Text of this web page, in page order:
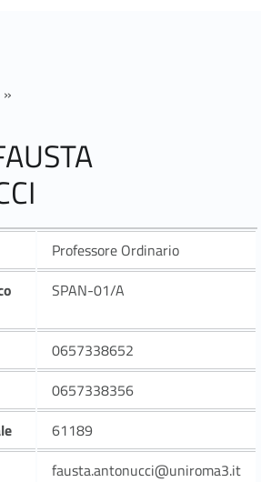
»
Professore Ordinario
SPAN-01/A
0657338652
0657338356
61189
fausta.antonucci@uniroma3.it